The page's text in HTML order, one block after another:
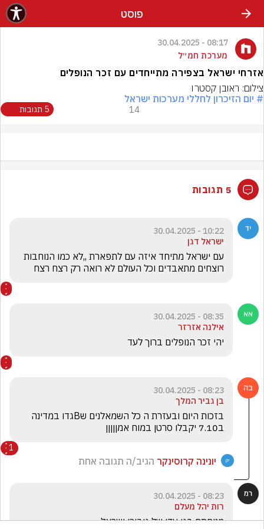
פוסט
08:17 - 30.04.2025
מערכת חמ״ל
אזרחי ישראל בצפירה מתייחדים עם זכר הנופלים
צילום: ראובן קסטרו
# יום הזיכרון לחללי מערכות ישראל
14 5 תגובות
5 תגובות
10:22 - 30.04.2025
ישראל דגן
רוצחים מתאבדים וכל העולם לא רואה רק רצח רצח
08:35 - 30.04.2025
אילנה אזרזר
יהי זכר הנופלים ברוך לעד
08:23 - 30.04.2025
בן גביר המלך
ב7.10 יקבלו סרטן במוח אמןןןןן
1
יונינה קרוסינקר הגיב/ה תגובה אחת
08:23 - 30.04.2025
רות יהל מעלם
מנוחתם בגן עדן של גיבורי ישראל.